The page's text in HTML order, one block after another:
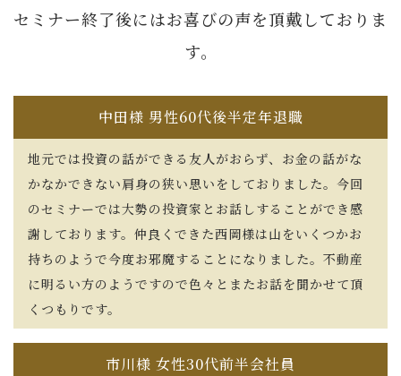
セミナー終了後にはお喜びの声を頂戴しておりま
す。
中田様 男性60代後半定年退職
地元では投資の話ができる友人がおらず、お金の話がな
かなかできない肩身の狭い思いをしておりました。今回
のセミナーでは大勢の投資家とお話しすることができ感
謝しております。仲良くできた西岡様は山をいくつかお
持ちのようで今度お邪魔することになりました。不動産
に明るい方のようですので色々とまたお話を聞かせて頂
くつもりです。
市川様 女性30代前半会社員